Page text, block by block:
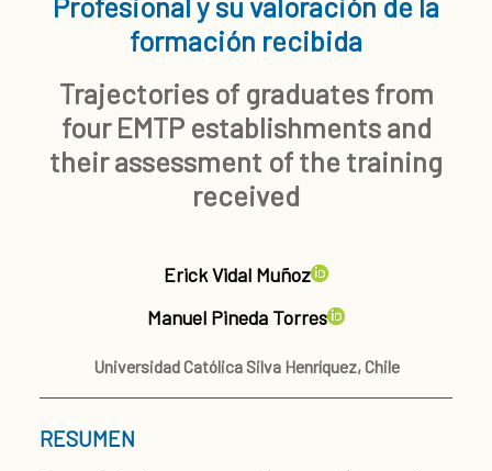
formación recibida
Trajectories of graduates from
four EMTP establishments and
their assessment of the training
received
Erick Vidal Muñoz
Manuel Pineda Torres
Universidad Católica Silva Henríquez, Chile
RESUMEN